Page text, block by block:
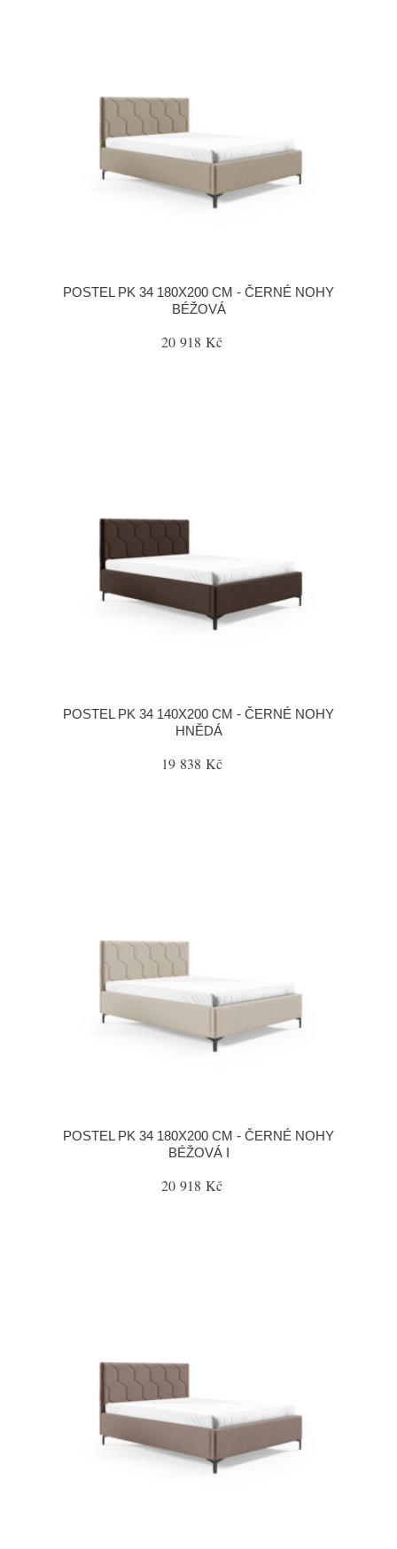
POSTEL PK 34 180X200 CM - ČERNÉ NOHY
BÉŽOVÁ
20 918 Kč
POSTEL PK 34 140X200 CM - ČERNÉ NOHY
HNĚDÁ
19 838 Kč
POSTEL PK 34 180X200 CM - ČERNÉ NOHY
BÉŽOVÁ I
20 918 Kč